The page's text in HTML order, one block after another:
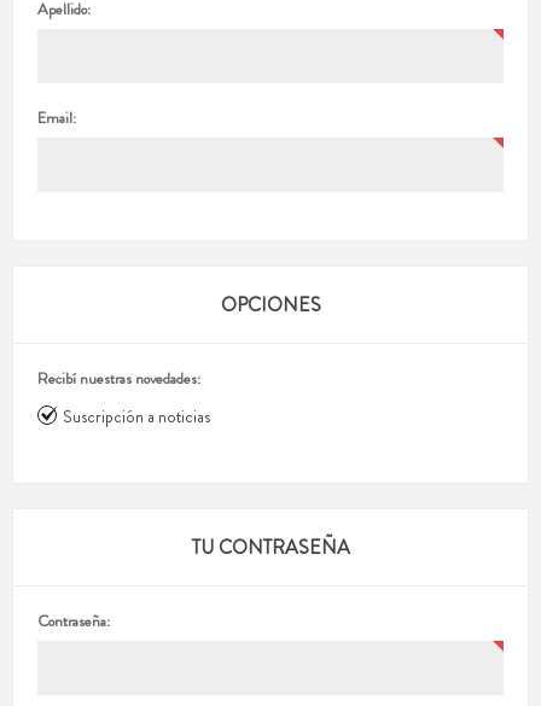
Apellido:
Email:
OPCIONES
Recibí nuestras novedades:
Suscripción a noticias
TU CONTRASEÑA
Contraseña: